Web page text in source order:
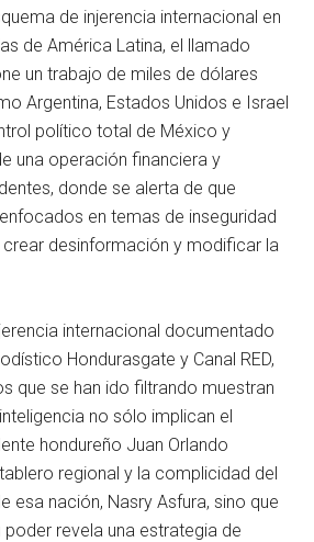
de injerencia internacional en
de América Latina, el llamado
un trabajo de miles de dólares
Argentina, Estados Unidos e Israel
político total de México y
una operación financiera y
donde se alerta de que
en temas de inseguridad
desinformación y modificar la
internacional documentado
Hondurasgate y Canal RED,
que se han ido filtrando muestran
no sólo implican el
hondureño Juan Orlando
regional y la complicidad del
esa nación, Nasry Asfura, sino que
revela una estrategia de